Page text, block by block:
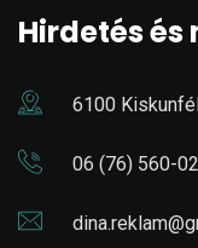
Hirdetés
6100
06 (76) 560-